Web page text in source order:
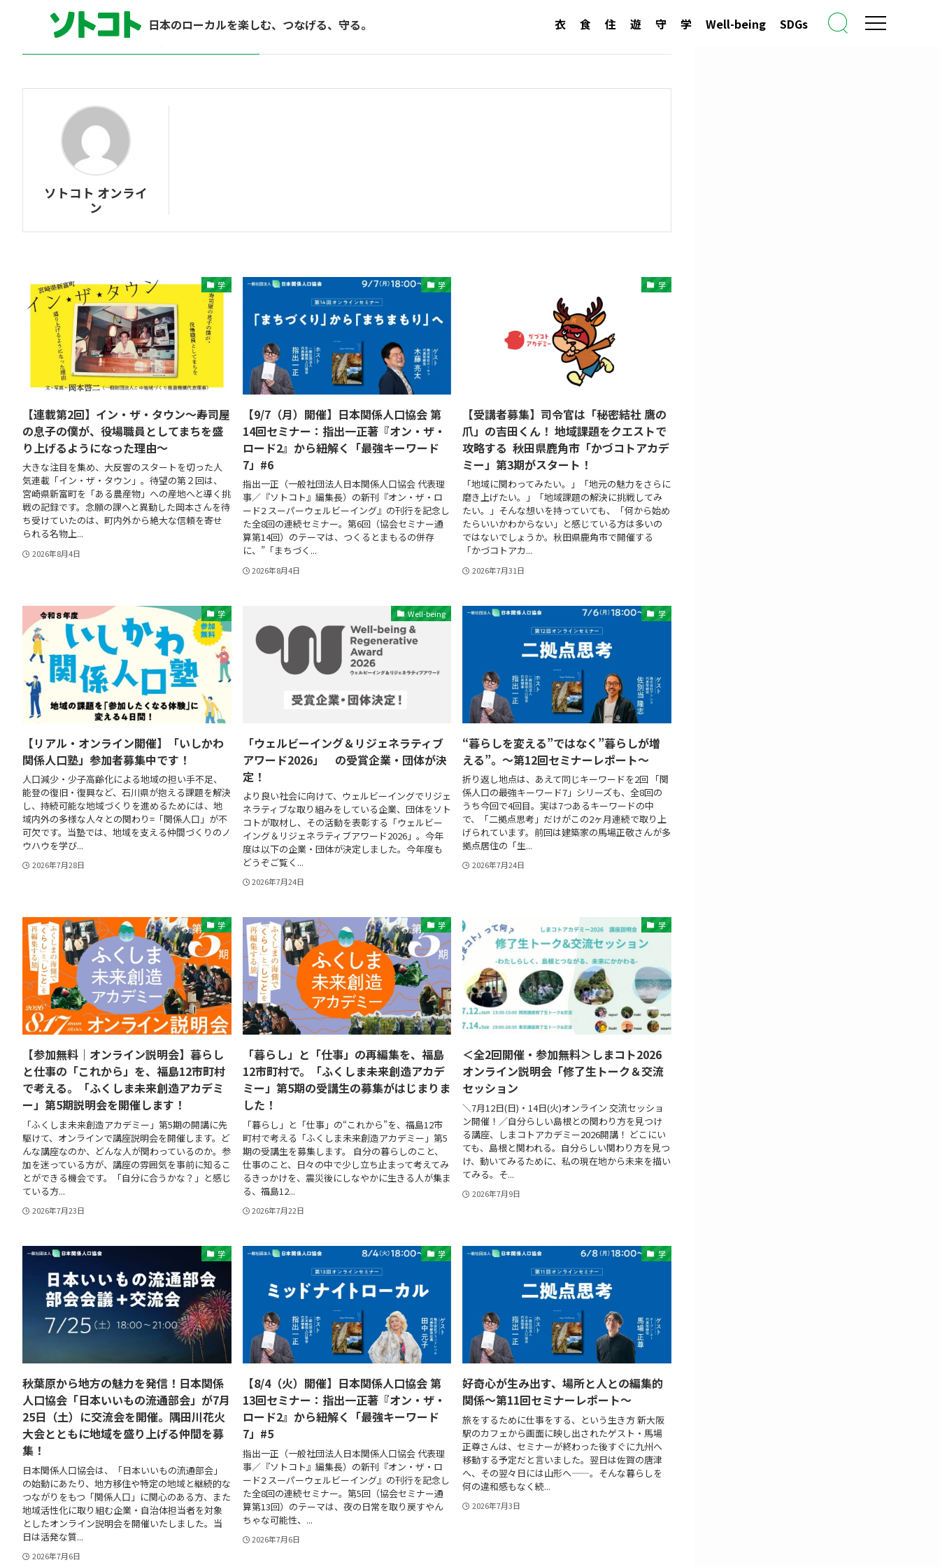
日本のローカルを楽しむ、つなげる、守る。 衣 食 住 遊 守 学 Well-being SDGs
ソトコト オンライン
ソトコト オンライ
ン
学
【連載第2回】イン・ザ・タウン〜寿司屋
の息子の僕が、役場職員としてまちを盛
り上げるようになった理由〜
大きな注目を集め、大反響のスタートを切った人
気連載「イン・ザ・タウン」。待望の第２回は、
宮崎県新富町を「ある農産物」への産地へと導く挑
戦の記録です。念願の課へと異動した岡本さんを待
ち受けていたのは、町内外から絶大な信頼を寄せ
られる名物上...
2026年8月4日
学
【9/7（月）開催】日本関係人口協会 第
14回セミナー：指出一正著『オン・ザ・
ロード2』から紐解く「最強キーワード
7」#6
指出一正（一般社団法人日本関係人口協会 代表理
事／『ソトコト』編集長）の新刊『オン・ザ・ロ
ード2 スーパーウェルビーイング』の刊行を記念し
た全8回の連続セミナー。第6回（協会セミナー通
算第14回）のテーマは、つくるとまもるの併存
に、”「まちづく...
2026年8月4日
学
【受講者募集】司令官は「秘密結社 鷹の
爪」の吉田くん！ 地域課題をクエストで
攻略する 秋田県鹿角市「かづコトアカデ
ミー」第3期がスタート！
「地域に関わってみたい。」「地元の魅力をさらに
磨き上げたい。」「地域課題の解決に挑戦してみ
たい。」そんな想いを持っていても、「何から始め
たらいいかわからない」と感じている方は多いの
ではないでしょうか。秋田県鹿角市で開催する
「かづコトアカ...
2026年7月31日
学
【リアル・オンライン開催】「いしかわ
関係人口塾」参加者募集中です！
人口減少・少子高齢化による地域の担い手不足、
能登の復旧・復興など、石川県が抱える課題を解決
し、持続可能な地域づくりを進めるためには、地
域内外の多様な人々との関わり=「関係人口」が不
可欠です。当塾では、地域を支える仲間づくりのノ
ウハウを学び...
2026年7月28日
Well-being
「ウェルビーイング＆リジェネラティブ
アワード2026」 の受賞企業・団体が決
定！
より良い社会に向けて、ウェルビーイングでリジェ
ネラティブな取り組みをしている企業、団体をソト
コトが取材し、その活動を表彰する「ウェルビー
イング＆リジェネラティブアワード2026」。今年
度は以下の企業・団体が決定しました。今年度も
どうぞご覧く...
2026年7月24日
学
“暮らしを変える”ではなく”暮らしが増
える”。〜第12回セミナーレポート〜
折り返し地点は、あえて同じキーワードを2回 「関
係人口の最強キーワード7」シリーズも、全8回の
うち今回で4回目。実は7つあるキーワードの中
で、「二拠点思考」だけがこの2ヶ月連続で取り上
げられています。前回は建築家の馬場正敬さんが多
拠点居住の「生...
2026年7月24日
学
【参加無料｜オンライン説明会】暮らし
と仕事の「これから」を、福島12市町村
で考える。「ふくしま未来創造アカデミ
ー」第5期説明会を開催します！
「ふくしま未来創造アカデミー」第5期の開講に先
駆けて、オンラインで講座説明会を開催します。ど
んな講座なのか、どんな人が関わっているのか。参
加を迷っている方が、講座の雰囲気を事前に知るこ
とができる機会です。「自分に合うかな？」と感じ
ている方...
2026年7月23日
学
「暮らし」と「仕事」の再編集を、福島
12市町村で。「ふくしま未来創造アカデ
ミー」第5期の受講生の募集がはじまりま
した！
「暮らし」と「仕事」の“これから”を、福島12市
町村で考える「ふくしま未来創造アカデミー」第5
期の受講生を募集します。 自分の暮らしのこと、
仕事のこと、日々の中で少し立ち止まって考えてみ
るきっかけを、震災後にしなやかに生きる人が集ま
る、福島12...
2026年7月22日
学
＜全2回開催・参加無料＞しまコト2026
オンライン説明会「修了生トーク＆交流
セッション
＼7月12日(日)・14日(火)オンライン 交流セッショ
ン開催！／自分らしい島根との関わり方を見つけ
る講座、しまコトアカデミー2026開講！ どこにい
ても、島根と関われる。自分らしい関わり方を見つ
け、動いてみるために、私の現在地から未来を描い
てみる。そ...
2026年7月9日
学
秋葉原から地方の魅力を発信！日本関係
人口協会「日本いいもの流通部会」が7月
25日（土）に交流会を開催。隅田川花火
大会とともに地域を盛り上げる仲間を募
集！
日本関係人口協会は、「日本いいもの流通部会」
の始動にあたり、地方移住や特定の地域と継続的な
つながりをもつ「関係人口」に関心のある方、また
地域活性化に取り組む企業・自治体担当者を対象
としたオンライン説明会を開催いたしました。当
日は活発な質...
2026年7月6日
学
【8/4（火）開催】日本関係人口協会 第
13回セミナー：指出一正著『オン・ザ・
ロード2』から紐解く「最強キーワード
7」#5
指出一正（一般社団法人日本関係人口協会 代表理
事／『ソトコト』編集長）の新刊『オン・ザ・ロ
ード2 スーパーウェルビーイング』の刊行を記念し
た全8回の連続セミナー。第5回（協会セミナー通
算第13回）のテーマは、夜の日常を取り戻すやん
ちゃな可能性、...
2026年7月6日
学
好奇心が生み出す、場所と人との編集的
関係〜第11回セミナーレポート〜
旅をするために仕事をする、という生き方 新大阪
駅のカフェから画面に映し出されたゲスト・馬場
正尊さんは、セミナーが終わった後すぐに九州へ
移動する予定だと言いました。翌日は佐賀の唐津
へ、その翌々日には山形へ——。そんな暮らしを
何の違和感もなく続...
2026年7月3日